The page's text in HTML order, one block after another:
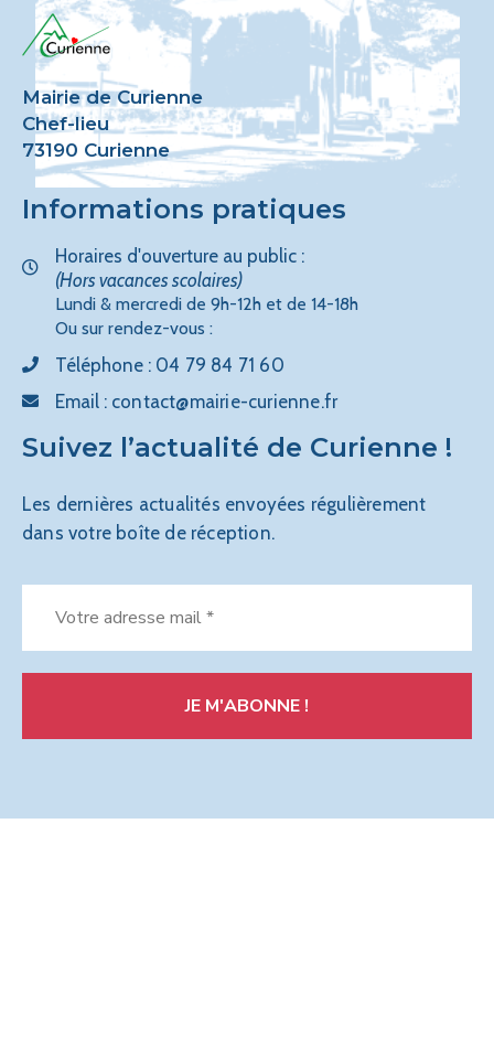
Mairie de Curienne
Chef-lieu
73190 Curienne
Informations pratiques
Horaires d'ouverture au public :
(Hors vacances scolaires)
Lundi & mercredi de 9h-12h et de 14-18h
Ou sur rendez-vous :
Téléphone : 04 79 84 71 60
Email : contact@mairie-curienne.fr
Suivez l’actualité de Curienne !
Les dernières actualités envoyées régulièrement
dans votre boîte de réception.
adresse
*